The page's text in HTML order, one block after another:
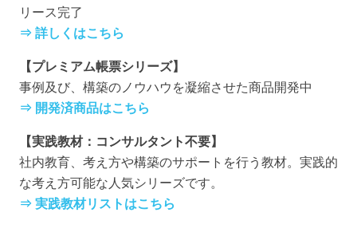
リース完了
⇒ 詳しくはこちら
【プレミアム帳票シリーズ】
事例及び、構築のノウハウを凝縮させた商品開発中
⇒ 開発済商品はこちら
【実践教材：コンサルタント不要】
社内教育、考え方や構築のサポートを行う教材。実践的
な考え方可能な人気シリーズです。
⇒ 実践教材リストはこちら